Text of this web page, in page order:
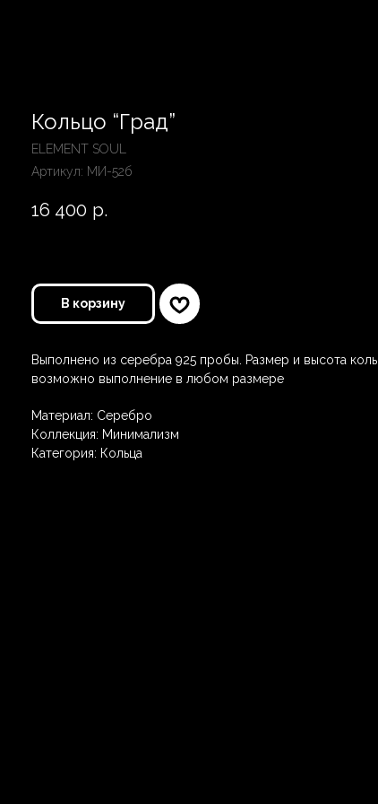
Кольцо “Град”
ELEMENT SOUL
Артикул: МИ-52б
16 400 р.
В корзину
Выполнено из серебра 925 пробы. Размер и высота
возможно выполнение в любом размере
Материал: Серебро
Коллекция: Минимализм
Категория: Кольца